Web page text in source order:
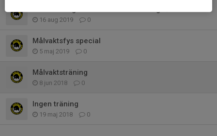
16 aug 2019 0
Målvaktsfys special
5 maj 2019 0
Målvaktsträning
8 jun 2018 0
Ingen träning
19 maj 2018 0